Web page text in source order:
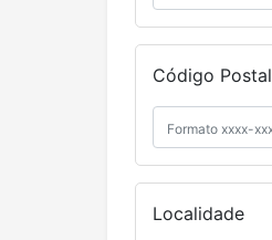
Código Postal
Localidade